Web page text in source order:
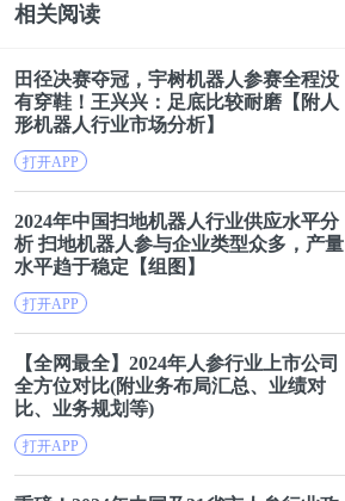
相关阅读
田径决赛夺冠，宇树机器人参赛全程没
有穿鞋！王兴兴：足底比较耐磨【附人
形机器人行业市场分析】
打开APP
2024年中国扫地机器人行业供应水平分
析 扫地机器人参与企业类型众多，产量
水平趋于稳定【组图】
打开APP
【全网最全】2024年人参行业上市公司
全方位对比(附业务布局汇总、业绩对
比、业务规划等)
打开APP